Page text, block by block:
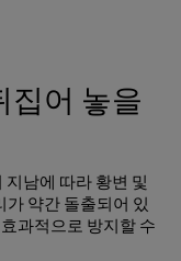
집어 놓을
남에 따라 황변 및
약간 돌출되어 있
과적으로 방지할 수